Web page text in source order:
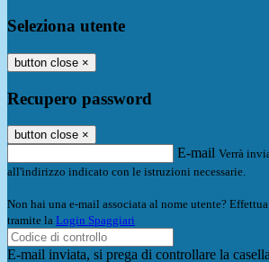
Seleziona utente
button close ×
Recupero password
button close ×
E-mail Verrà
all'indirizzo indicato con le istruzioni necessarie.
Non hai una e-mail associata al nome utente?
tramite la Login Spaggiari
E-mail inviata, si prega di controllare la